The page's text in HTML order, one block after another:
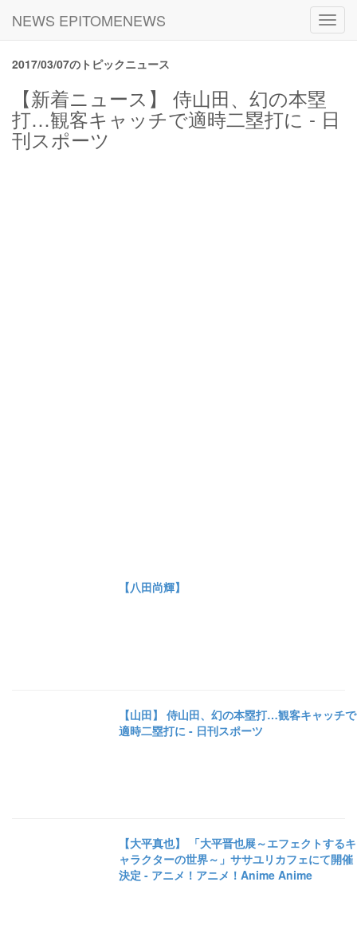
NEWS EPITOMENEWS
2017/03/07のトピックニュース
【新着ニュース】 侍山田、幻の本塁
打…観客キャッチで適時二塁打に - 日
刊スポーツ
【八田尚輝】
【山田】 侍山田、幻の本塁打…観客キャッチで
適時二塁打に - 日刊スポーツ
【大平真也】 「大平晋也展～エフェクトするキ
ャラクターの世界～」ササユリカフェにて開催
決定 - アニメ！アニメ！Anime Anime